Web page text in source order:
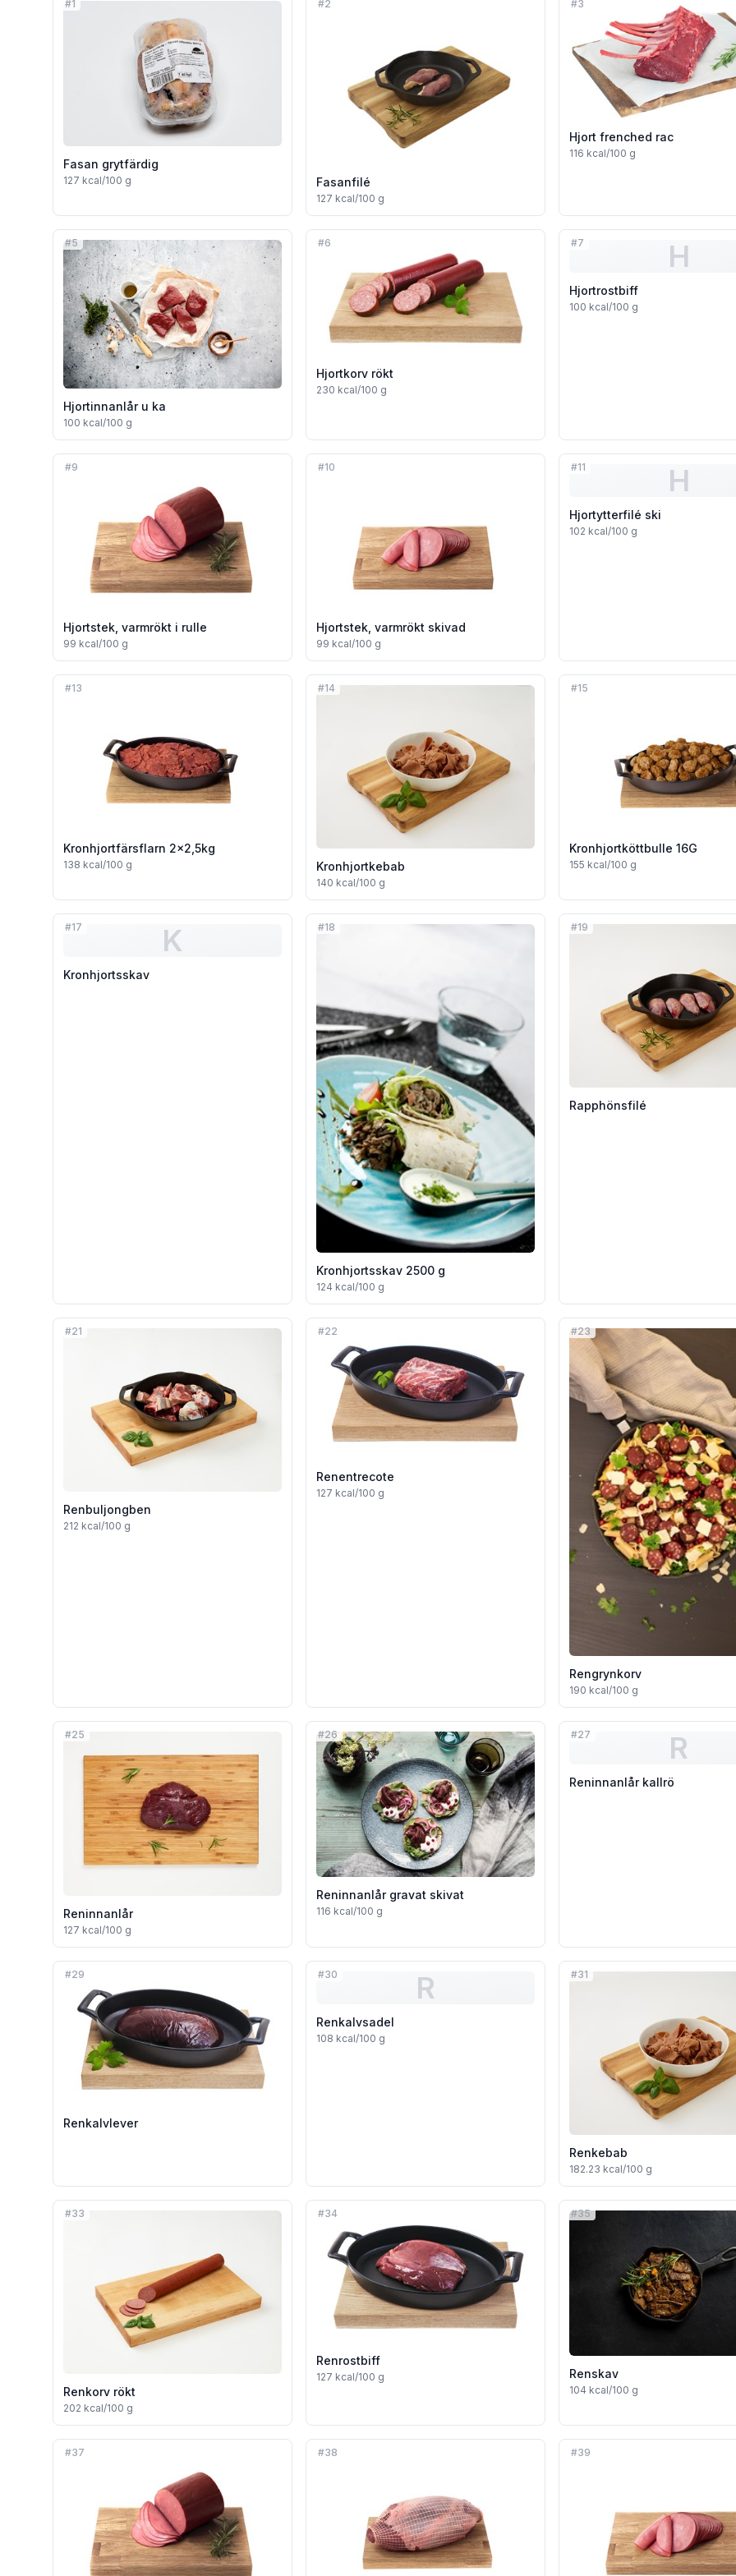
#1
Fasan grytfärdig
127 kcal/100 g
#2
Fasanfilé
127 kcal/100 g
#3
Hjort frenched rac
116 kcal/100 g
#5
Hjortinnanlår u ka
100 kcal/100 g
#6
Hjortkorv rökt
230 kcal/100 g
#7 H
Hjortrostbiff
100 kcal/100 g
#9
Hjortstek, varmrökt i rulle
99 kcal/100 g
#10
Hjortstek, varmrökt skivad
99 kcal/100 g
#11 H
Hjortytterfilé ski
102 kcal/100 g
#13
Kronhjortfärsflarn 2x2,5kg
138 kcal/100 g
#14
Kronhjortkebab
140 kcal/100 g
#15
Kronhjortköttbulle 16G
155 kcal/100 g
#17 K
Kronhjortsskav
#18
Kronhjortsskav 2500 g
124 kcal/100 g
#19
Rapphönsfilé
#21
Renbuljongben
212 kcal/100 g
#22
Renentrecote
127 kcal/100 g
#23
Rengrynkorv
190 kcal/100 g
#25
Reninnanlår
127 kcal/100 g
#26
Reninnanlår gravat skivat
116 kcal/100 g
#27 R
Reninnanlår kallrö
#29
Renkalvlever
#30 R
Renkalvsadel
108 kcal/100 g
#31
Renkebab
182.23 kcal/100 g
#33
Renkorv rökt
202 kcal/100 g
#34
Renrostbiff
127 kcal/100 g
#35
Renskav
104 kcal/100 g
#37 #38 #39